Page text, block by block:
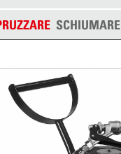
SCHIUMARE